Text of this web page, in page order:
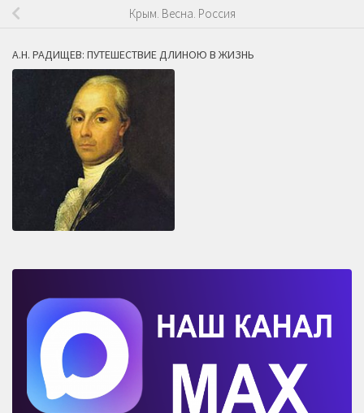
Крым. Весна. Россия
А.Н. РАДИЩЕВ: ПУТЕШЕСТВИЕ ДЛИНОЮ В ЖИЗНЬ